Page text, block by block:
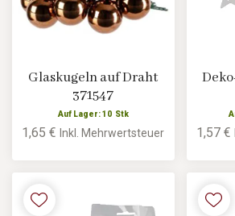
Glaskugeln auf Draht
371547
Auf Lager: 10 Stk
1,65 €Inkl. Mehrwertsteuer 1,57 €